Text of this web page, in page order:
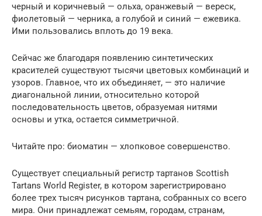
черный и коричневый — ольха, оранжевый — вереск,
фиолетовый — черника, а голубой и синий — ежевика.
Ими пользовались вплоть до 19 века.
Сейчас же благодаря появлению синтетических
красителей существуют тысячи цветовых комбинаций и
узоров. Главное, что их объединяет, — это наличие
диагональной линии, относительно которой
последовательность цветов, образуемая нитями
основы и утка, остается симметричной.
Читайте про: биоматин — хлопковое совершенство.
Существует специальный регистр тартанов Scottish
Tartans World Register, в котором зарегистрировано
более трех тысяч рисунков тартана, собранных со всего
мира. Они принадлежат семьям, городам, странам,